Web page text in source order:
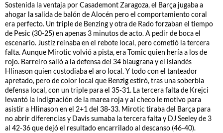
Sostenida la ventaja por Casademont Zaragoza, el Barça jugaba a
ahogar la salida de balón de Alocén pero el comportamiento coral
era perfecto. Un triple de Benzing y otra de Rado forzaban el tiempo
de Pesic (30-25) en apenas 3 minutos de acto. A pedir de boca el
escenario. Justiz reinaba en el rebote local, pero cometió la tercera
falta. Aunque Mirotic volvió a pista, era Tomic quien hería a los de
rojo. Barreiro salió a la defensa del 34 blaugrana y el islandés
Hlinason quien custodiaba el aro local. Y todo con el tanteador
apretado, pero de color local que Benzig estiró, tras una soberbia
defensa local, con un triple para el 35-31. La tercera falta de Krejci
levantó la indignación de la marea roja y al checo le motivo para
asistir a Hlinason en el 2+1 del 38-33. Mirotic tiraba del Barça para
no abrir diferencias y Davis sumaba la tercera falta y DJ Seeley de 3
al 42-36 que dejó el resultado encarrilado al descanso (46-40).